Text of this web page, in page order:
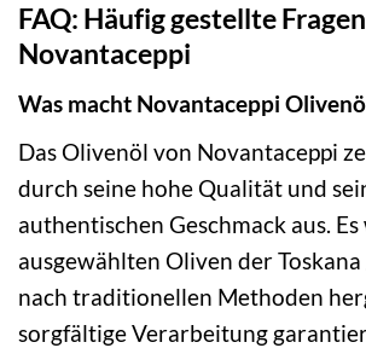
FAQ: Häufig gestellte
Novantaceppi
Was macht Novantaceppi
Das Olivenöl von Novantaceppi
durch seine hohe Qualität und
authentischen Geschmack aus.
ausgewählten Oliven der
nach traditionellen Methoden
sorgfältige Verarbeitung